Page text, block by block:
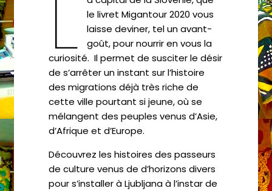
L
le livret Migantour 2020 vous
laisse deviner, tel un avant-
goût, pour nourrir en vous la
curiosité. Il permet de susciter le désir
de s’arrêter un instant sur l’histoire
des migrations déjà très riche de
cette ville pourtant si jeune, où se
mélangent des peuples venus d’Asie,
d’Afrique et d’Europe.
Découvrez les histoires des passeurs
de culture venus de d’horizons divers
pour s’installer à Ljubljana à l’instar de